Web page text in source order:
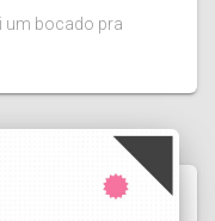
um bocado pra